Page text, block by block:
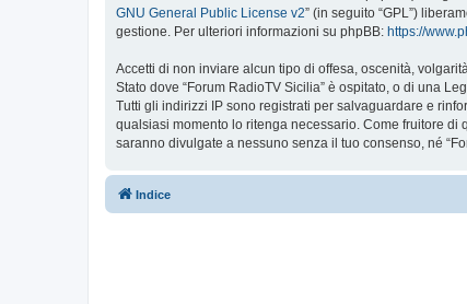
GNU General Public License v2” (in seguito “GPL”)
gestione. Per ulteriori informazioni su phpBB: https://
Accetti di non inviare alcun tipo di offesa, oscenità,
Stato dove “Forum RadioTV Sicilia” è ospitato, o di una
Tutti gli indirizzi IP sono registrati per salvaguardare e
qualsiasi momento lo ritenga necessario. Come fruitore
saranno divulgate a nessuno senza il tuo consenso, né
Indice